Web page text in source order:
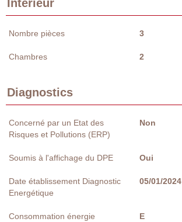
Intérieur
Nombre pièces 3
Chambres 2
Diagnostics
Concerné par un Etat des
Risques et Pollutions (ERP)
Non
Soumis à l'affichage du DPE Oui
Date établissement Diagnostic
Energétique
05/01/2024
Consommation énergie
E